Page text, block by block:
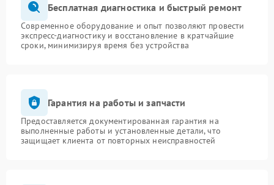
Бесплатная диагностика и быстрый ремонт
Современное оборудование и опыт позволяют провести
экспресс-диагностику и восстановление в кратчайшие
сроки, минимизируя время без устройства
Гарантия на работы и запчасти
Предоставляется документированная гарантия на
выполненные работы и установленные детали, что
защищает клиента от повторных неисправностей